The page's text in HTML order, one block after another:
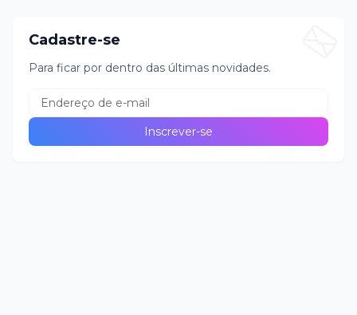
Cadastre-se
Para ficar por dentro das últimas novidades.